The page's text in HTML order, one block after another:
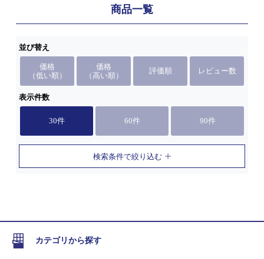
商品一覧
並び替え
価格
（低い順）
価格
（高い順）
評価順 レビュー数
表示件数
30件 60件 90件
検索条件で絞り込む
カテゴリから探す